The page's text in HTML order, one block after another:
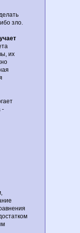
зло.
их
-